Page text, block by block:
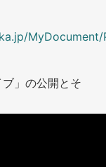
MyDocument/
ブ」の公開とそ